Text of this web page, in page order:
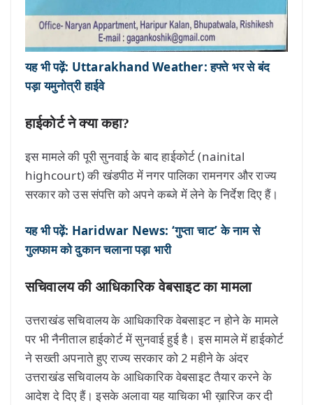
यह भी पढ़ें: Uttarakhand Weather: हफ्ते भर से बंद
पड़ा यमुनोत्री हाईवे
हाईकोर्ट ने क्या कहा?
इस मामले की पूरी सुनवाई के बाद हाईकोर्ट (nainital
highcourt) की खंडपीठ में नगर पालिका रामनगर और राज्य
सरकार को उस संपत्ति को अपने कब्जे में लेने के निर्देश दिए हैं।
यह भी पढ़ें: Haridwar News: ‘गुप्ता चाट’ के नाम से
गुलफाम को दुकान चलाना पड़ा भारी
सचिवालय की आधिकारिक वेबसाइट का मामला
उत्तराखंड सचिवालय के आधिकारिक वेबसाइट न होने के मामले
पर भी नैनीताल हाईकोर्ट में सुनवाई हुई है। इस मामले में हाईकोर्ट
ने सख्ती अपनाते हुए राज्य सरकार को 2 महीने के अंदर
उत्तराखंड सचिवालय के आधिकारिक वेबसाइट तैयार करने के
आदेश दे दिए हैं। इसके अलावा यह याचिका भी ख़ारिज कर दी